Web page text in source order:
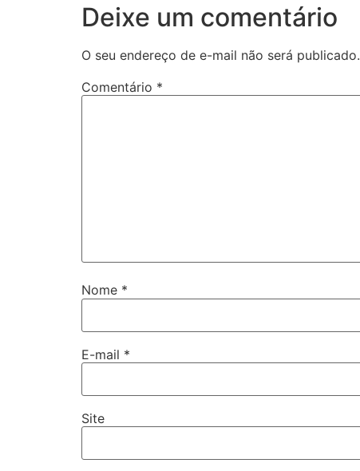
Deixe um comentário
O seu endereço de e-mail não será publicado.
Comentário *
Nome *
E-mail *
Site